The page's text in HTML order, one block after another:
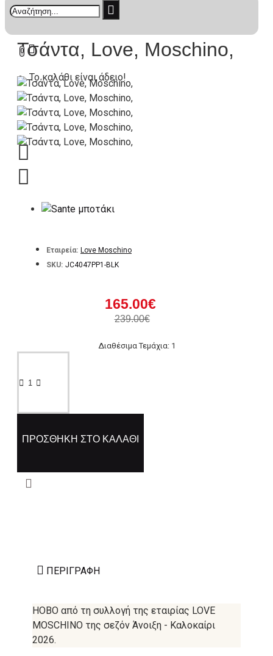
0
Το καλάθι είναι άδειο!
Τσάντα, Love, Moschino,
Εταιρεία: Love Moschino
SKU: JC4047PP1-BLK
165.00€
239.00€
Διαθέσιμα Τεμάχια: 1
ΠΡΟΣΘΉΚΗ ΣΤΟ ΚΑΛΆΘΙ
ΠΕΡΙΓΡΑΦΉ
HOBO από τη συλλογή της εταιρίας LOVE
MOSCHINO της σεζόν Άνοιξη - Καλοκαίρι
2026.